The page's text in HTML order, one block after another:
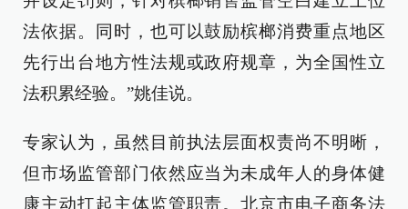
法依据。同时，也可以鼓励槟榔消费重点地区
先行出台地方性法规或政府规章，为全国性立
法积累经验。”姚佳说。
专家认为，虽然目前执法层面权责尚不明晰，
但市场监管部门依然应当为未成年人的身体健
康主动扛起主体监管职责。北京市电子商务法